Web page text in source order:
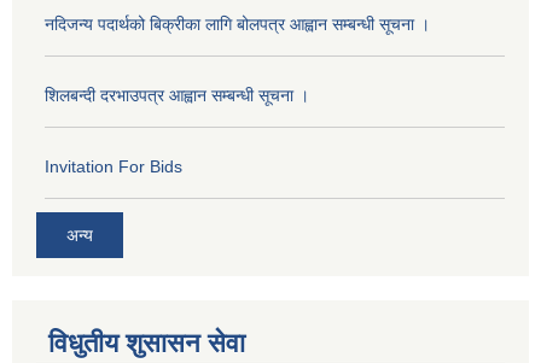
नदिजन्य पदार्थको बिक्रीका लागि बोलपत्र आह्वान सम्बन्धी सूचना ।
शिलबन्दी दरभाउपत्र आह्वान सम्बन्धी सूचना ।
Invitation For Bids
अन्य
विधुतीय शुसासन सेवा